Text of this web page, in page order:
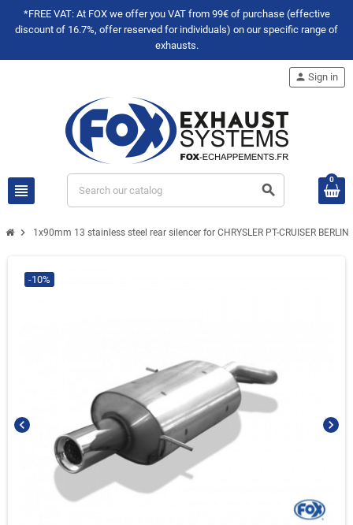
*FREE VAT: At FOX we offer you VAT from 99€ of purchase (effective
discount of 16.7%, offer reserved for individuals) on our specific range of
exhausts.
view_headline search
person Sign in
0
chevron_right 1x90mm 13 stainless steel rear silencer for CHRYSLER PT-CRUISER
chevron_left chevron_right
-10%